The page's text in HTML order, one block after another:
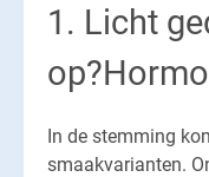
1. Licht
In de stemming
smaakvarianten.